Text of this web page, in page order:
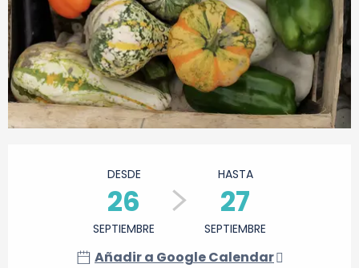
DESDE
26
SEPTIEMBRE
HASTA
27
SEPTIEMBRE
Añadir a Google Calendar